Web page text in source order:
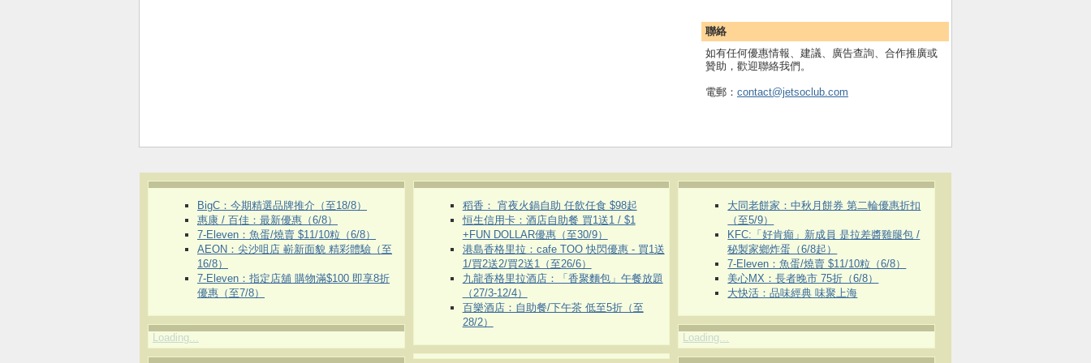
聯絡
如有任何優惠情報、建議、廣告查詢、合作推廣或
贊助，歡迎聯絡我們。
電郵： contact@jetsoclub.com
BigC：今期精選品牌推介（至18/8）
惠康 / 百佳：最新優惠（6/8）
7-Eleven：魚蛋/燒賣 $11/10粒（6/8）
AEON：尖沙咀店 嶄新面貌 精彩體驗（至
16/8）
7-Eleven：指定店舖 購物滿$100 即享8折
優惠（至7/8）
Loading...
稻香： 宵夜火鍋自助 任飲任食 $98起
恒生信用卡：酒店自助餐 買1送1 / $1
+FUN DOLLAR優惠（至30/9）
港島香格里拉：cafe TOO 快閃優惠 - 買1送
1/買2送2/買2送1（至26/6）
九龍香格里拉酒店：「香聚麵包」午餐放題
（27/3-12/4）
百樂酒店：自助餐/下午茶 低至5折（至
28/2）
大同老餅家：中秋月餅券 第二輪優惠折扣
（至5/9）
KFC:「好肯癲」新成員 是拉差醬雞腿包 /
秘製家鄉炸蛋（6/8起）
7-Eleven：魚蛋/燒賣 $11/10粒（6/8）
美心MX：長者晚市 75折（6/8）
大快活：品味經典 味聚上海
Loading...